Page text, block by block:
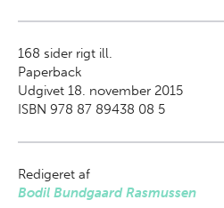
168 sider rigt ill.
Paperback
Udgivet 18. november 2015
ISBN 978 87 89438 08 5
Redigeret af
Bodil Bundgaard Rasmussen